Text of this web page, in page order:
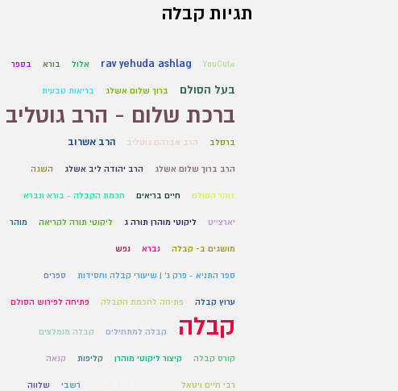
תגיות קבלה
#YouCut
rav yehuda ashlag אלול בורא בספר
בעל הסולם ברוך שלום אשלג בריאות טבעית
ברכת שלום - הרב גוטליב
ברסלב הרב אברהם גוטליב הרב אשרוב
הרב ברוך שלום אשלג הרב יהודה ליב אשלג השגה
זוהר הסולם חיים בריאים חכמת הקבלה - בורא ונברא
יארצייט ליקוטי מוהרן תורה ג ליקוטי תורה לקריאה מוהר
מושגים ב- קבלה נברא נפש
ספר התניא - פרק ג' | שיעורי קבלה וחסידות ספרים
ערוץ קבלה פתיחה לחכמת הקבלה פתיחה לפירוש הסולם
קבלה קבלה למתחילים קבלה מומלצים
קורס קבלה קיצור ליקוטי מוהרן קליפות קנאה
רבי חיים ויטאל רשבי שלווה